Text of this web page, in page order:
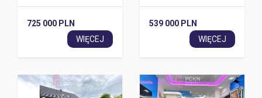
725 000 PLN
WIĘCEJ
539 000 PLN
WIĘCEJ